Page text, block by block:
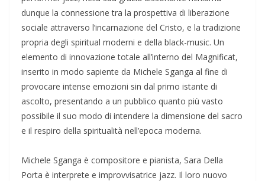
dunque la connessione tra la prospettiva di liberazione
sociale attraverso l’incarnazione del Cristo, e la tradizione
propria degli spiritual moderni e della black-music. Un
elemento di innovazione totale all’interno del Magnificat,
inserito in modo sapiente da Michele Sganga al fine di
provocare intense emozioni sin dal primo istante di
ascolto, presentando a un pubblico quanto più vasto
possibile il suo modo di intendere la dimensione del sacro
e il respiro della spiritualità nell’epoca moderna.
Michele Sganga è compositore e pianista, Sara Della
Porta è interprete e improvvisatrice jazz. Il loro nuovo